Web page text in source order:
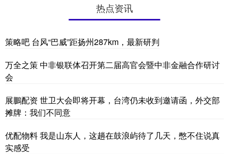
热点资讯
策略吧 台风“巴威”距扬州287km，最新研判
万全之策 中非银联体召开第二届高官会暨中非金融合作研讨
会
展鵬配资 世卫大会即将开幕，台湾仍未收到邀请函，外交部
摊牌：我们不同意
优配物料 我是山东人，这趟在鼓浪屿待了几天，憋不住说真
实感受